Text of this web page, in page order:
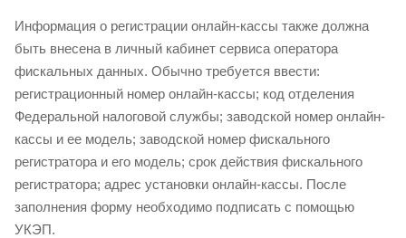
Информация о регистрации онлайн-кассы также должна
быть внесена в личный кабинет сервиса оператора
фискальных данных. Обычно требуется ввести:
регистрационный номер онлайн-кассы; код отделения
Федеральной налоговой службы; заводской номер онлайн-
кассы и ее модель; заводской номер фискального
регистратора и его модель; срок действия фискального
регистратора; адрес установки онлайн-кассы. После
заполнения форму необходимо подписать с помощью
УКЭП.